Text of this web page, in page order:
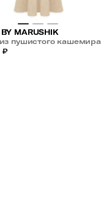
MARUSHIK
пушистого кашемира
₽